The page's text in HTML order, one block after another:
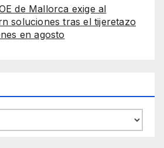
de Mallorca exige al
soluciones tras el tijeretazo
en agosto